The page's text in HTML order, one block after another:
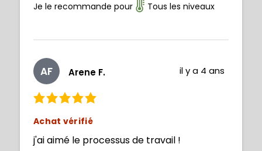
Je le recommande pour Tous les niveaux
AF Arene F. il y a 4 ans
Achat vérifié
j'ai aimé le processus de travail !